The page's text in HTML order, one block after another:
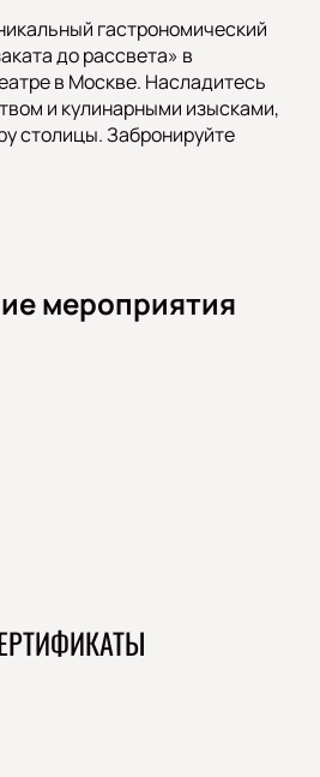
гастрономический
до рассвета» в
в Москве. Насладитесь
и кулинарными изысками,
столицы. Забронируйте
мероприятия